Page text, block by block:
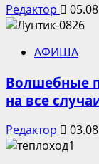
Редактор
АФИША
Волшебные
на все
Редактор